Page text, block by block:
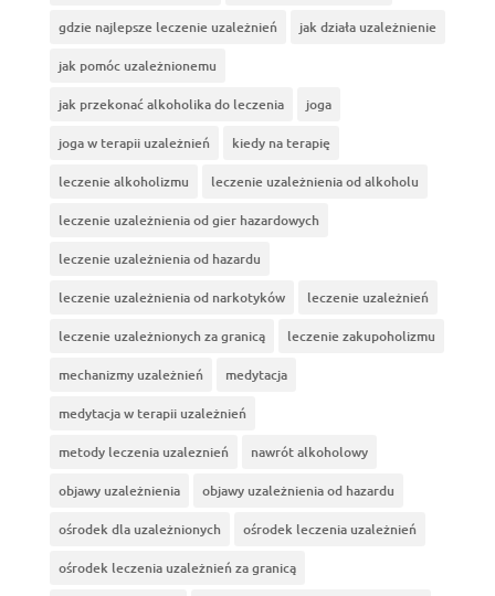
gdzie najlepsze leczenie uzależnień jak działa uzależnienie
jak pomóc uzależnionemu
jak przekonać alkoholika do leczenia joga
joga w terapii uzależnień kiedy na terapię
leczenie alkoholizmu leczenie uzależnienia od alkoholu
leczenie uzależnienia od gier hazardowych
leczenie uzależnienia od hazardu
leczenie uzależnienia od narkotyków leczenie uzależnień
leczenie uzależnionych za granicą leczenie zakupoholizmu
mechanizmy uzależnień medytacja
medytacja w terapii uzależnień
metody leczenia uzaleznień nawrót alkoholowy
objawy uzależnienia objawy uzależnienia od hazardu
ośrodek dla uzależnionych ośrodek leczenia uzależnień
ośrodek leczenia uzależnień za granicą